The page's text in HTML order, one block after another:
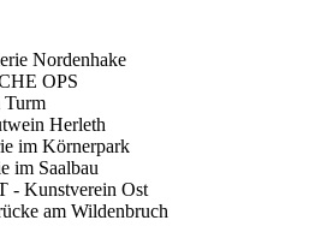
Nordenhake
OPS
Turm
Herleth
im Körnerpark
im Saalbau
- Kunstverein Ost
am Wildenbruch